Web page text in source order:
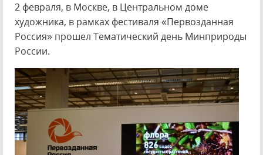
2 февраля, в Москве, в Центральном доме
художника, в рамках фестиваля «Первозданная
Россия» прошел Тематический день Минприроды
России.